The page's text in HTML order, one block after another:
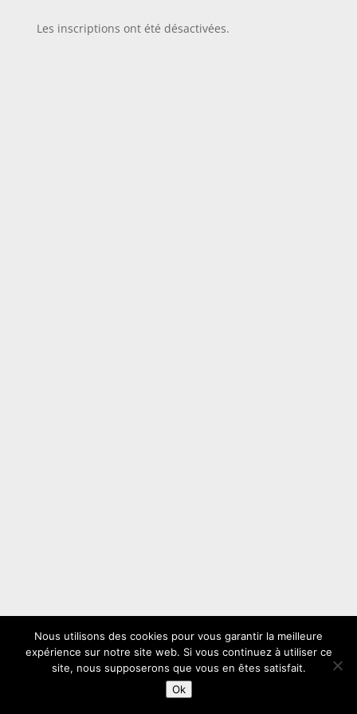
Les inscriptions ont été désactivées.
Nous utilisons des cookies pour vous garantir la meilleure
expérience sur notre site web. Si vous continuez à utiliser ce
site, nous supposerons que vous en êtes satisfait.
Ok